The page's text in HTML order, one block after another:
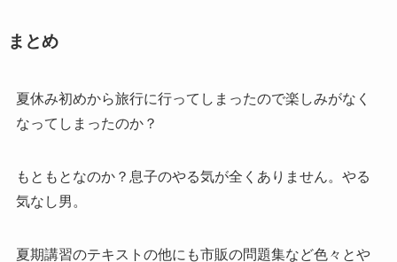
まとめ
夏休み初めから旅行に行ってしまったので楽しみがなく
なってしまったのか？
もともとなのか？息子のやる気が全くありません。やる
気なし男。
夏期講習のテキストの他にも市販の問題集など色々とや